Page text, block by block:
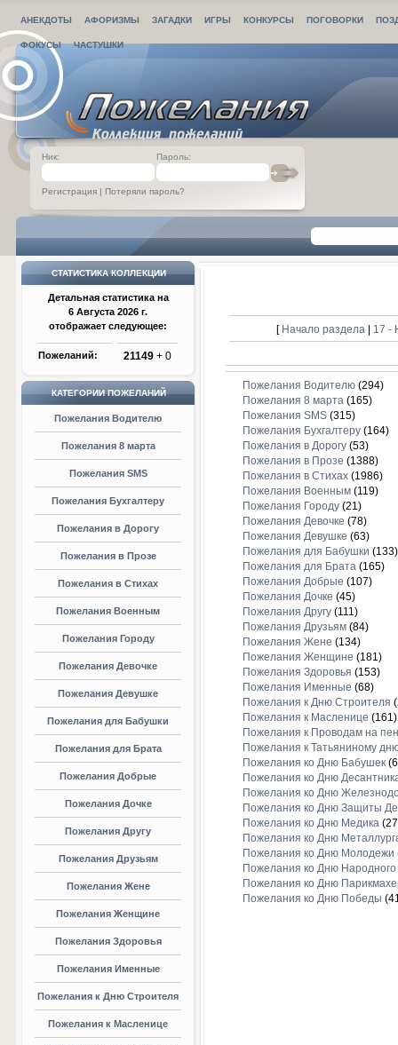
АНЕКДОТЫ АФОРИЗМЫ ЗАГАДКИ ИГРЫ КОНКУРСЫ ПОГОВОРКИ
ФОКУСЫ ЧАСТУШКИ
Ник: Пароль:
Регистрация | Потеряли пароль?
СТАТИСТИКА КОЛЛЕКЦИИ
Детальная статистика на
6 Августа 2026 г.
отображает следующее:
Пожеланий: 21149 + 0
КАТЕГОРИИ ПОЖЕЛАНИЙ
Пожелания Водителю
Пожелания 8 марта
Пожелания SMS
Пожелания Бухгалтеру
Пожелания в Дорогу
Пожелания в Прозе
Пожелания в Стихах
Пожелания Военным
Пожелания Городу
Пожелания Девочке
Пожелания Девушке
Пожелания для Бабушки
Пожелания для Брата
Пожелания Добрые
Пожелания Дочке
Пожелания Другу
Пожелания Друзьям
Пожелания Жене
Пожелания Женщине
Пожелания Здоровья
Пожелания Именные
Пожелания к Дню Строителя
Пожелания к Масленице
[ Начало раздела | 17 -
Пожелания Водителю (294)
Пожелания 8 марта (165)
Пожелания SMS (315)
Пожелания Бухгалтеру (164)
Пожелания в Дорогу (53)
Пожелания в Прозе (1388)
Пожелания в Стихах (1986)
Пожелания Военным (119)
Пожелания Городу (21)
Пожелания Девочке (78)
Пожелания Девушке (63)
Пожелания для Бабушки (133)
Пожелания для Брата (165)
Пожелания Добрые (107)
Пожелания Дочке (45)
Пожелания Другу (111)
Пожелания Друзьям (84)
Пожелания Жене (134)
Пожелания Женщине (181)
Пожелания Здоровья (153)
Пожелания Именные (68)
Пожелания к Дню Строителя
Пожелания к Масленице (161)
Пожелания к Проводам на
Пожелания к Татьяниному
Пожелания ко Дню Бабушек
Пожелания ко Дню
Пожелания ко Дню
Пожелания ко Дню Защиты
Пожелания ко Дню Медика
Пожелания ко Дню
Пожелания ко Дню Молодежи
Пожелания ко Дню Народного
Пожелания ко Дню
Пожелания ко Дню Победы